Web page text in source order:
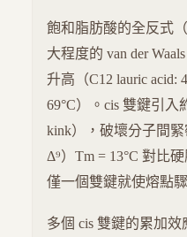
飽和脂肪酸的全反式
大程度的 van der
升高（C12 lauric acid:
69°C）。cis 雙鍵引入
kink），破壞分子間
Δ⁹）Tm = 13°C 對比
僅一個雙鍵就使熔點驟
多個 cis 雙鍵的累加